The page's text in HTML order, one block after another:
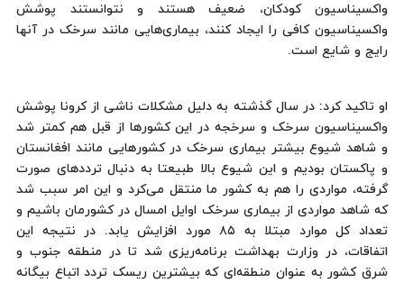
واکسیناسیون کودکان، ضعیف هستند و نتوانستند پوشش
واکسیناسیون کافی را ایجاد کنند، بیماری‌هایی مانند سرخک در آنها
رایج و شایع است.
او تاکید کرد: در سال گذشته به دلیل مشکلات ناشی از کرونا پوشش
واکسیناسیون سرخک و سرخجه در این کشورها از قبل هم کمتر شد
و شاهد شیوع بیشتر بیماری سرخک در کشورهایی مانند افغانستان
و پاکستان بودیم و این شیوع بالا طبیعتا به دنبال ترددهای صورت
گرفته، مواردی را هم به کشور ما منتقل می‌کرد و این امر سبب شد
که شاهد مواردی از بیماری سرخک اوایل امسال در کشورمان باشیم و
تعداد کل موارد مبتلا به ۸۵ مورد افزایش یابد. در نتیجه این
اتفاقات، در وزارت بهداشت برنامه‌ریزی شد تا در منطقه جنوب و
شرق کشور به عنوان منطقه‌ای که بیشترین ریسک تردد اتباع بیگانه